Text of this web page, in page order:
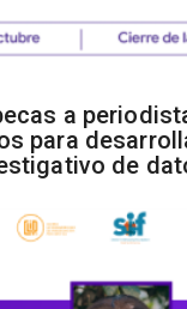
a
para
de